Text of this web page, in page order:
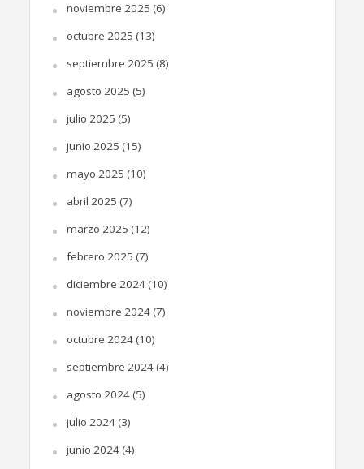
noviembre 2025 (6)
octubre 2025 (13)
septiembre 2025 (8)
agosto 2025 (5)
julio 2025 (5)
junio 2025 (15)
mayo 2025 (10)
abril 2025 (7)
marzo 2025 (12)
febrero 2025 (7)
diciembre 2024(10)
noviembre 2024(7)
octubre 2024(10)
septiembre 2024(4)
agosto 2024(5)
julio 2024(3)
junio 2024(4)